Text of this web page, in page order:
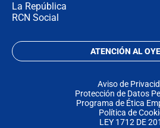
La República
RCN Social
ATENCIÓN AL
Aviso de
Protección de Datos
Programa de Ética
Política de
LEY 1712 DE